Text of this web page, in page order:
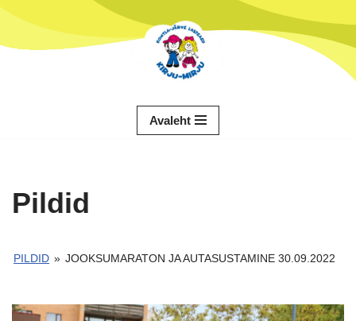
Avaleht
Pildid
PILDID » JOOKSUMARATON JA AUTASUSTAMINE 30.09.2022